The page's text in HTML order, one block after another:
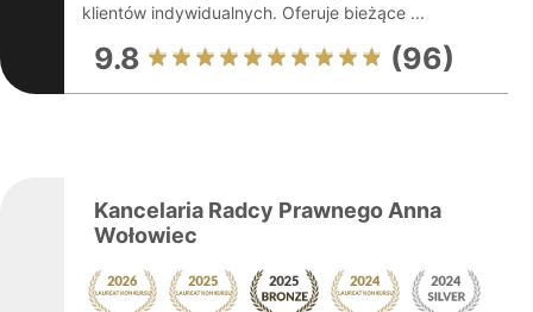
klientów indywidualnych. Oferuje bieżące ...
9.8 (96)
Kancelaria Radcy Prawnego Anna
Wołowiec